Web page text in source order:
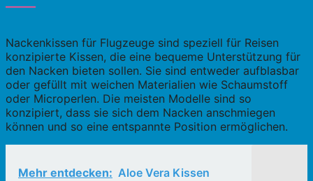
Nackenkissen für Flugzeuge sind speziell für Reisen
konzipierte Kissen, die eine bequeme Unterstützung für
den Nacken bieten sollen. Sie sind entweder aufblasbar
oder gefüllt mit weichen Materialien wie Schaumstoff
oder Microperlen. Die meisten Modelle sind so
konzipiert, dass sie sich dem Nacken anschmiegen
können und so eine entspannte Position ermöglichen.
Mehr entdecken: Aloe Vera Kissen